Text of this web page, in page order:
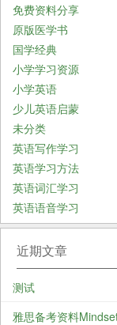
免费资料分享
原版医学书
国学经典
小学学习资源
小学英语
少儿英语启蒙
未分类
英语写作学习
英语学习方法
英语词汇学习
英语语音学习
近期文章
测试
雅思备考资料